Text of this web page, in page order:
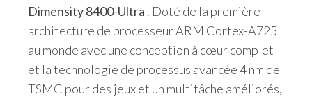
Dimensity 8400-Ultra . Doté de la première
architecture de processeur ARM Cortex-A725
au monde avec une conception à cœur complet
et la technologie de processus avancée 4 nm de
TSMC pour des jeux et un multitâche améliorés,